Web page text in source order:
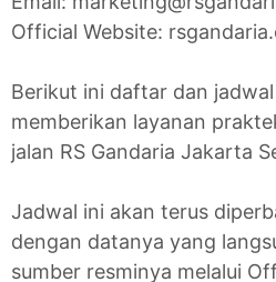
Official Website:
Berikut ini daftar dan
memberikan layanan
jalan RS Gandaria Jakarta
Jadwal ini akan terus
dengan datanya yang
sumber resminya melalui